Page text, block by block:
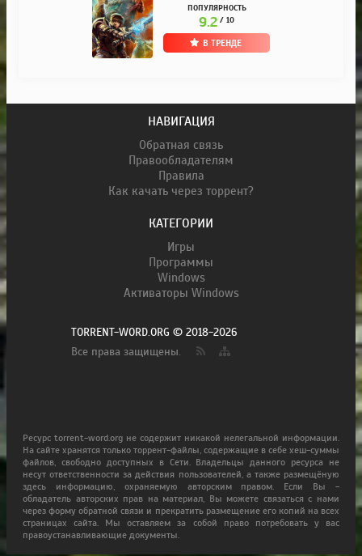
ПОПУЛЯРНОСТЬ
9.2 / 10
В ТРЕНДЕ
НАВИГАЦИЯ
Обратная связь
Правообладателям
Правила
Как качать через торрент?
КАТЕГОРИИ
Игры
Программы
Windows
Активаторы Windows
TORRENT-WORD.ORG © 2018-2026
Все права защищены.
Ресурс torrent-word.org не содержит никакой нелегальной информации.
На сайте хранятся только торрент-файлы, содержащие в себе хеш-суммы
файлов, свободно доступных в Сети. Владельцы данного ресурса не
несут ответственности за действия пользователей, а также размещёную
здесь информацию, охраняемую авторским правом. Если Вы -
обладатель авторских прав на материал, Вы можете связаться с нами
через форму обратной связи и прекратить размещение его копий на всех
страницах сайта. Мы оставляем за собой право потребовать у вас
правоустанавливающие документы.